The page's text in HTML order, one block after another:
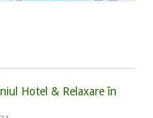
Hotel & Relaxare în